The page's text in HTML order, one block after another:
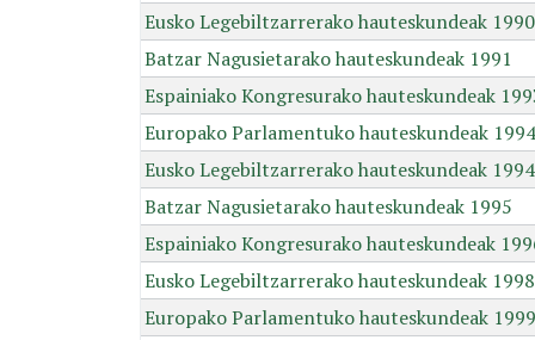
Eusko Legebiltzarrerako hauteskundeak 1990
Batzar Nagusietarako hauteskundeak 1991
Espainiako Kongresurako hauteskundeak
Europako Parlamentuko hauteskundeak 1994
Eusko Legebiltzarrerako hauteskundeak 1994
Batzar Nagusietarako hauteskundeak 1995
Espainiako Kongresurako hauteskundeak
Eusko Legebiltzarrerako hauteskundeak 1998
Europako Parlamentuko hauteskundeak 1999